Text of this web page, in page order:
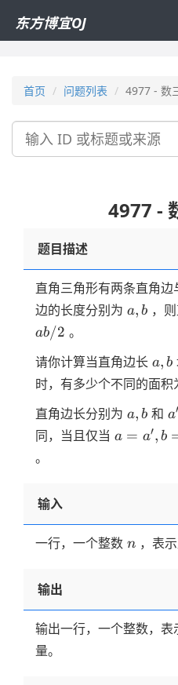
东方博宜OJ
首页 问题列表 4977 - 数
搜
4977 -
题目描述
直角三角形有两条直角
边的长度分别为 a,b
a, b ，
ab/2 。
请你计算当直角边长 a,b
a, b
时，有多少个不同的面积
直角边长分别为 a,b
a, b 和a′
同，当且仅当 a = a′, b
。
输入
一行，一个整数 n
n ，表
输出
输出一行，一个整数，
量。